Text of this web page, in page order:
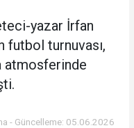
yazar İrfan
futbol turnuvası,
atmosferinde
- Güncelleme: 05.06.2026